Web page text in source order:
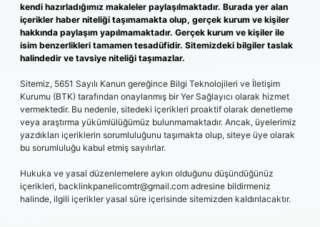
kendi hazırladığımız makaleler paylaşılmaktadır. Burada yer alan
içerikler haber niteliği taşımamakta olup, gerçek kurum ve kişiler
hakkında paylaşım yapılmamaktadır. Gerçek kurum ve kişiler ile
isim benzerlikleri tamamen tesadüfidir. Sitemizdeki bilgiler taslak
halindedir ve tavsiye niteliği taşımazlar.
Sitemiz, 5651 Sayılı Kanun gereğince Bilgi Teknolojileri ve İletişim
Kurumu (BTK) tarafından onaylanmış bir Yer Sağlayıcı olarak hizmet
vermektedir. Bu nedenle, sitedeki içerikleri proaktif olarak denetleme
veya araştırma yükümlülüğümüz bulunmamaktadır. Ancak, üyelerimiz
yazdıkları içeriklerin sorumluluğunu taşımakta olup, siteye üye olarak
bu sorumluluğu kabul etmiş sayılırlar.
Hukuka ve yasal düzenlemelere aykırı olduğunu düşündüğünüz
içerikleri, backlinkpanelicomtr@gmail.com adresine bildirmeniz
halinde, ilgili içerikler yasal süre içerisinde sitemizden kaldırılacaktır.